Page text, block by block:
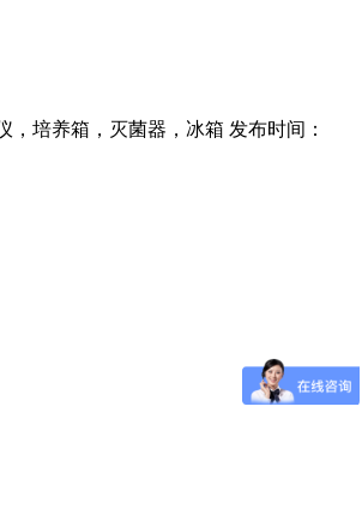
培养箱，灭菌器，冰箱 发布时间：